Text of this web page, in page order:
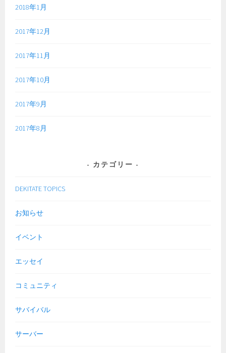
2018年1月
2017年12月
2017年11月
2017年10月
2017年9月
2017年8月
カテゴリー
DEKITATE TOPICS
お知らせ
イベント
エッセイ
コミュニティ
サバイバル
サーバー